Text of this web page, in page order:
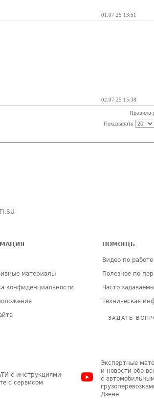
01.07.25 13:51
02.07.25 15:38
Правила
Показывать
материалы
конфиденциальности
ПОМОЩЬ
Видео по работе
Полезное по
Часто
Техническая
ЗАДАТЬ
с инструкциями
с сервисом
Экспертные
и новости обо
с
Дзене